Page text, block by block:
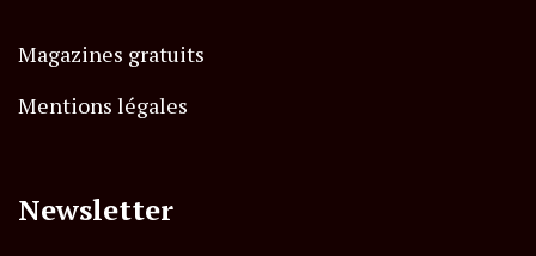
Magazines gratuits
Mentions légales
Newsletter